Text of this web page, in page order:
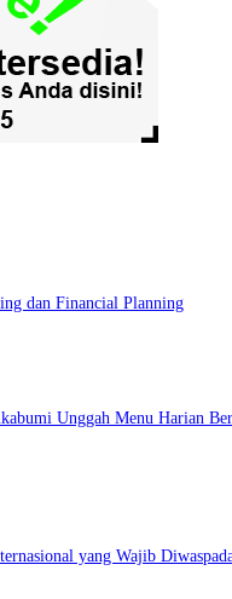
dan Financial Planning
Unggah Menu Harian
yang Wajib